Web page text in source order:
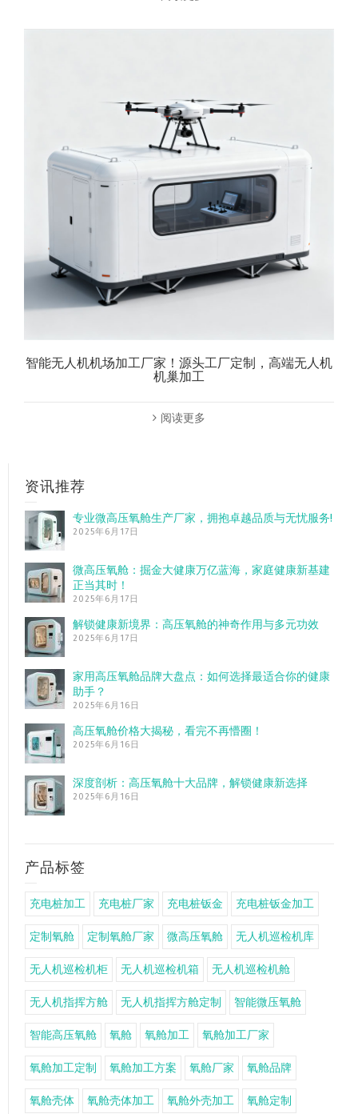
智能无人机机场加工厂家！源头工厂定制，高端无人机
机巢加工
阅读更多
资讯推荐
专业微高压氧舱生产厂家，拥抱卓越品质与无忧服务!
2025年6月17日
微高压氧舱：掘金大健康万亿蓝海，家庭健康新基建
正当其时！
2025年6月17日
解锁健康新境界：高压氧舱的神奇作用与多元功效
2025年6月17日
家用高压氧舱品牌大盘点：如何选择最适合你的健康
助手？
2025年6月16日
高压氧舱价格大揭秘，看完不再懵圈！
2025年6月16日
深度剖析：高压氧舱十大品牌，解锁健康新选择
2025年6月16日
产品标签
充电桩加工 充电桩厂家 充电桩钣金 充电桩钣金加工
定制氧舱 定制氧舱厂家 微高压氧舱 无人机巡检机库
无人机巡检机柜 无人机巡检机箱 无人机巡检机舱
无人机指挥方舱 无人机指挥方舱定制 智能微压氧舱
智能高压氧舱 氧舱 氧舱加工 氧舱加工厂家
氧舱加工定制 氧舱加工方案 氧舱厂家 氧舱品牌
氧舱壳体 氧舱壳体加工 氧舱外壳加工 氧舱定制